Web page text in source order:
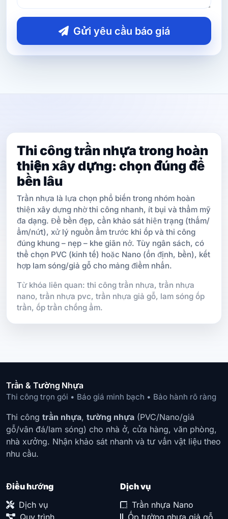
Gửi yêu cầu báo giá
Thi công trần nhựa trong hoàn
thiện xây dựng: chọn đúng để
bền lâu
Trần nhựa là lựa chọn phổ biến trong nhóm hoàn
thiện xây dựng nhờ thi công nhanh, ít bụi và thẩm mỹ
đa dạng. Để bền đẹp, cần khảo sát hiện trạng (thấm/
ẩm/nứt), xử lý nguồn ẩm trước khi ốp và thi công
đúng khung – nẹp – khe giãn nở. Tùy ngân sách, có
thể chọn PVC (kinh tế) hoặc Nano (ổn định, bền), kết
hợp lam sóng/giả gỗ cho mảng điểm nhấn.
Từ khóa liên quan: thi công trần nhựa, trần nhựa
nano, trần nhựa pvc, trần nhựa giả gỗ, lam sóng ốp
trần, ốp trần chống ẩm.
Trần & Tường Nhựa
Thi công trọn gói • Báo giá minh bạch • Bảo hành rõ ràng
Thi công trần nhựa, tường nhựa (PVC/Nano/giả
gỗ/vân đá/lam sóng) cho nhà ở, cửa hàng, văn phòng,
nhà xưởng. Nhận khảo sát nhanh và tư vấn vật liệu theo
nhu cầu.
Điều hướng
Dịch vụ
Dịch vụ
Trần nhựa Nano